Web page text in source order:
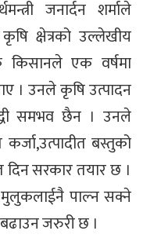
जनार्दन शर्माले
क्षेत्रको उल्लेखीय
एक वर्षमा
। उनले कृषि उत्पादन
समभव छैन । उनले
बस्तुको
सरकार तयार छ ।
मुलुकलाईनै पाल्न सक्ने
जरुरी छ ।